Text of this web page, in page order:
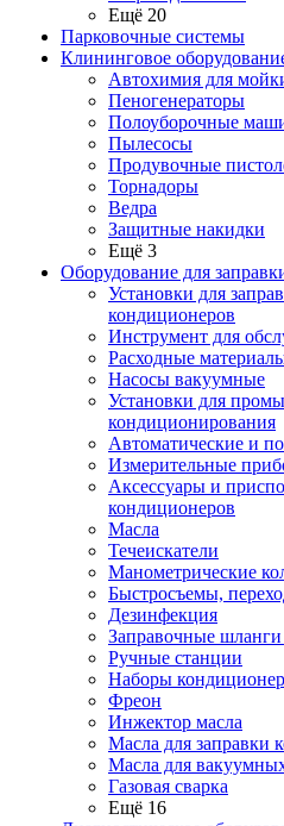
Ещё 20
Парковочные системы
Клининговое
Автохимия для
Пеногенераторы
Полоуборочные
Пылесосы
Продувочные
Торнадоры
Ведра
Защитные накидки
Ещё 3
Оборудование для
Установки для
кондиционеров
Инструмент для
Расходные
Насосы вакуумные
Установки для
кондиционирования
Автоматические и
Измерительные
Аксессуары и
кондиционеров
Масла
Течеискатели
Манометрические
Быстросъемы,
Дезинфекция
Заправочные шланги
Ручные станции
Наборы
Фреон
Инжектор масла
Масла для заправки
Масла для
Газовая сварка
Ещё 16